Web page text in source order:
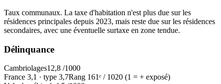
Taux communaux. La taxe d'habitation n'est plus due sur les
résidences principales depuis 2023, mais reste due sur les résidences
secondaires, avec une éventuelle surtaxe en zone tendue.
Délinquance
Cambriolages12,8 /1000
France 3,1 · type 3,7Rang 161ᵉ / 1020 (1 = + exposé)